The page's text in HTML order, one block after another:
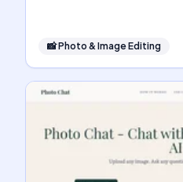
📸Photo & Image Editing